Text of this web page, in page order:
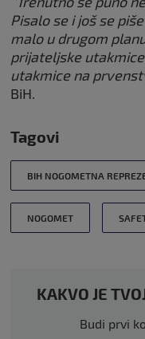
Pisalo se i još se
malo u drugom
prijateljske
utakmice na
BiH.
Tagovi
BIH NOGOMETNA
NOGOMET
KAKVO JE
Budi prvi